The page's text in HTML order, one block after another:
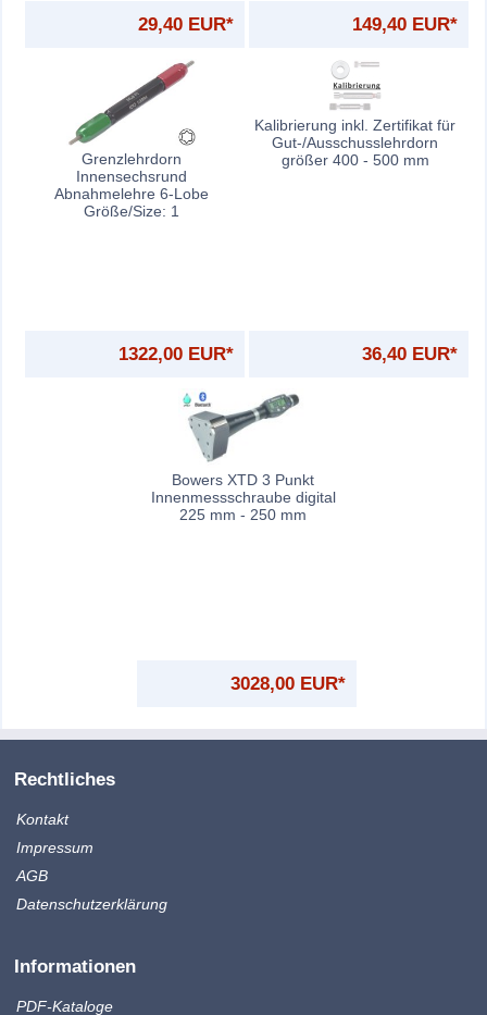
29,40 EUR* 149,40 EUR*
Grenzlehrdorn
Innensechsrund
Abnahmelehre 6-Lobe
Größe/Size: 1
1322,00 EUR*
Kalibrierung inkl. Zertifikat für
Gut-/Ausschusslehrdorn
größer 400 - 500 mm
36,40 EUR*
Bowers XTD 3 Punkt
Innenmessschraube digital
225 mm - 250 mm
3028,00 EUR*
Rechtliches
Kontakt
Impressum
AGB
Datenschutzerklärung
Informationen
PDF-Kataloge